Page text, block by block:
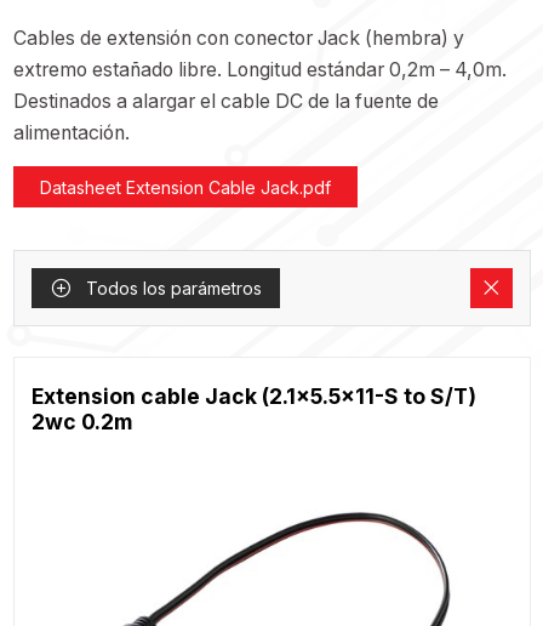
Cables de extensión con conector Jack (hembra) y
extremo estañado libre. Longitud estándar 0,2m – 4,0m.
Destinados a alargar el cable DC de la fuente de
alimentación.
Datasheet Extension Cable Jack.pdf
Todos los parámetros
Extension cable Jack (2.1x5.5x11-S to S/T)
2wc 0.2m